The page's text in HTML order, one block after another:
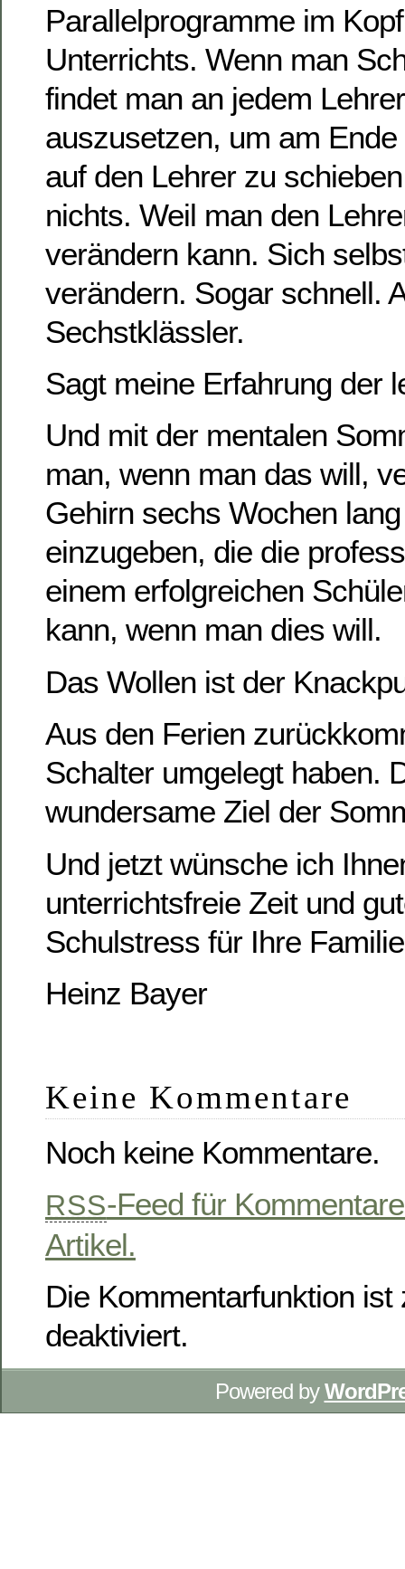
Parallelprogramme im
Unterrichts. Wenn man
findet man an jedem
auszusetzen, um am
auf den Lehrer zu
nichts. Weil man den
verändern kann. Sich
verändern. Sogar schnell.
Sechstklässler.
Sagt meine Erfahrung der
Und mit der mentalen
man, wenn man das will,
Gehirn sechs Wochen
einzugeben, die die
einem erfolgreichen
kann, wenn man dies will.
Das Wollen ist der
Aus den Ferien
Schalter umgelegt haben.
wundersame Ziel der
Und jetzt wünsche ich
unterrichtsfreie Zeit und
Schulstress für Ihre
Heinz Bayer
Keine Kommentare
Noch keine Kommentare.
RSS-Feed für
Artikel.
Die Kommentarfunktion ist
deaktiviert.
Powered by